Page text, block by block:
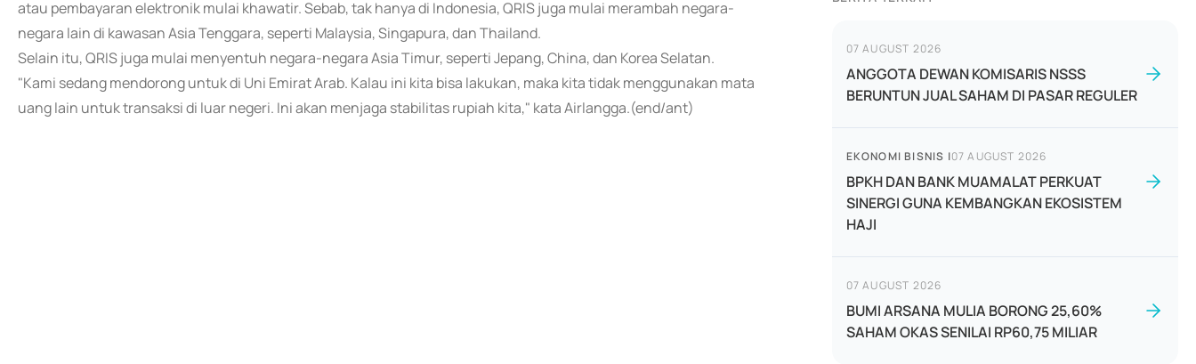
atau pembayaran elektronik mulai khawatir. Sebab, tak hanya di Indonesia, QRIS juga mulai merambah negara-
negara lain di kawasan Asia Tenggara, seperti Malaysia, Singapura, dan Thailand.
Selain itu, QRIS juga mulai menyentuh negara-negara Asia Timur, seperti Jepang, China, dan Korea Selatan.
"Kami sedang mendorong untuk di Uni Emirat Arab. Kalau ini kita bisa lakukan, maka kita tidak menggunakan mata
uang lain untuk transaksi di luar negeri. Ini akan menjaga stabilitas rupiah kita," kata Airlangga.(end/ant)
07 AUGUST 2026
ANGGOTA DEWAN KOMISARIS NSSS
BERUNTUN JUAL SAHAM DI PASAR REGULER
EKONOMI BISNIS |07 AUGUST 2026
BPKH DAN BANK MUAMALAT PERKUAT
SINERGI GUNA KEMBANGKAN EKOSISTEM
HAJI
07 AUGUST 2026
BUMI ARSANA MULIA BORONG 25,60%
SAHAM OKAS SENILAI RP60,75 MILIAR